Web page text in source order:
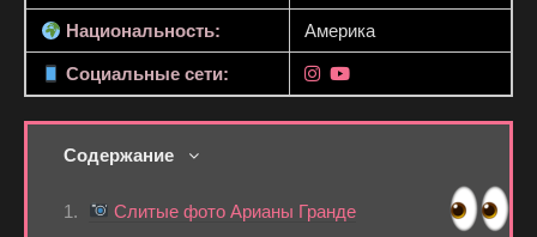
Национальность: Америка
Социальные сети:
Содержание
Слитые фото Арианы Гранде